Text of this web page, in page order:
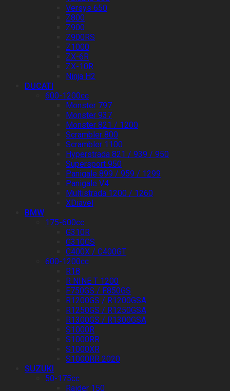
Versys 650
Z800
Z900
Z900RS
Z1000
ZX-6R
ZX-10R
Ninja H2
DUCATI
600-1200cc
Monster 797
Monster 937
Monster 821 / 1200
Scrambler 800
Scrambler 1100
Hyperstrada 821 / 939 / 950
Supersport 950
Panigale 899 / 959 / 1299
Panigale V4
Multistrada 1200 / 1260
XDiavel
BMW
175-600cc
G310R
G310GS
C400X / C400GT
600-1200cc
R18
R NINE T 1200
F750GS / F850GS
R1200GS / R1200GSA
R1250GS / R1250GSA
R1300GS / R1300GSA
S1000R
S1000RR
S1000XR
S1000RR 2020
SUZUKI
50-175cc
Raider 150